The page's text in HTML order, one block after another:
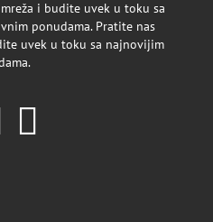
i budite uvek u toku sa
ponudama. Pratite nas
uvek u toku sa najnovijim